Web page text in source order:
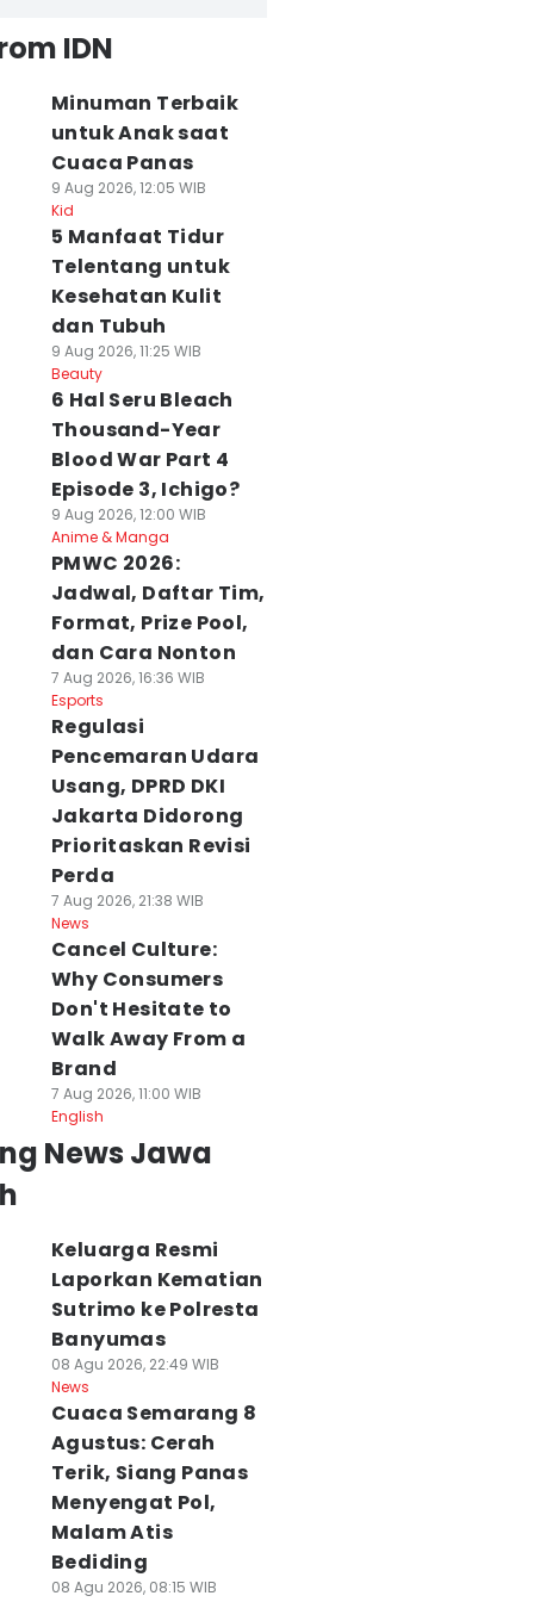
IDN
Minuman Terbaik
untuk Anak saat
Cuaca Panas
9 Aug 2026, 12:05 WIB
Kid
5 Manfaat Tidur
Telentang untuk
Kesehatan Kulit
dan Tubuh
9 Aug 2026, 11:25 WIB
Beauty
6 Hal Seru Bleach
Thousand-Year
Blood War Part 4
Episode 3, Ichigo?
9 Aug 2026, 12:00 WIB
Anime & Manga
PMWC 2026:
Jadwal, Daftar Tim,
Format, Prize Pool,
dan Cara Nonton
7 Aug 2026, 16:36 WIB
Esports
Regulasi
Pencemaran Udara
Usang, DPRD DKI
Jakarta Didorong
Prioritaskan Revisi
Perda
7 Aug 2026, 21:38 WIB
News
Cancel Culture:
Why Consumers
Don't Hesitate to
Walk Away From a
Brand
7 Aug 2026, 11:00 WIB
English
News Jawa
Keluarga Resmi
Laporkan Kematian
Sutrimo ke Polresta
Banyumas
08 Agu 2026, 22:49 WIB
News
Cuaca Semarang 8
Agustus: Cerah
Terik, Siang Panas
Menyengat Pol,
Malam Atis
Bediding
08 Agu 2026, 08:15 WIB